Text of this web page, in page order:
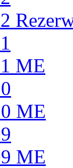
ME
ME
ME